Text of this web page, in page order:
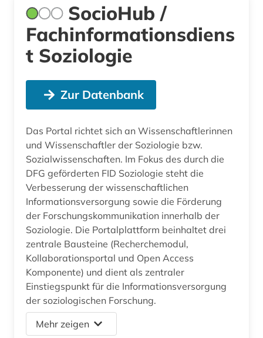
SocioHub /
Fachinformationsdiens
t Soziologie
Zur Datenbank
Das Portal richtet sich an Wissenschaftlerinnen
und Wissenschaftler der Soziologie bzw.
Sozialwissenschaften. Im Fokus des durch die
DFG geförderten FID Soziologie steht die
Verbesserung der wissenschaftlichen
Informationsversorgung sowie die Förderung
der Forschungskommunikation innerhalb der
Soziologie. Die Portalplattform beinhaltet drei
zentrale Bausteine (Recherchemodul,
Kollaborationsportal und Open Access
Komponente) und dient als zentraler
Einstiegspunkt für die Informationsversorgung
der soziologischen Forschung.
Mehr zeigen